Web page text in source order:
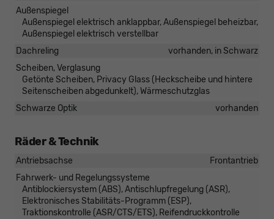
Außenspiegel
Außenspiegel elektrisch anklappbar, Außenspiegel beheizbar,
Außenspiegel elektrisch verstellbar
Dachreling
vorhanden, in Schwarz
Scheiben, Verglasung
Getönte Scheiben, Privacy Glass (Heckscheibe und hintere
Seitenscheiben abgedunkelt), Wärmeschutzglas
Schwarze Optik
vorhanden
Räder & Technik
Antriebsachse
Frontantrieb
Fahrwerk- und Regelungssysteme
Antiblockiersystem (ABS), Antischlupfregelung (ASR),
Elektronisches Stabilitäts-Programm (ESP),
Traktionskontrolle (ASR/CTS/ETS), Reifendruckkontrolle